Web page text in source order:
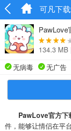
可凡下
PawLove
134.3 MB
无病毒
无广告
PawLove官方下
件，能够让情侣在平